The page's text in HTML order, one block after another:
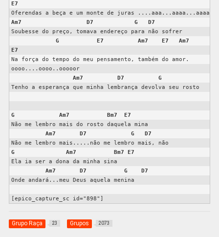
E7
Am7
D7 G
D7
Soubesse do preço, tomava endereço para não sofrer
G
E7 Am7 E7
Am7
E7
Na força do tempo do meu pensamento, também do amor.
oooo....oooo..ooooor
Am7
D7
G
Tenho a esperança que minha lembrança devolva seu rosto
G Am7 Bm7
E7
Não me lembro mais do rosto daquela mina
Am7
D7 G
D7
G
Am7 Bm7
E7
Ela ia ser a dona da minha sina
Am7
D7 G
D7
Onde andará...meu Deus aquela menina
[epico_capture_sc id="898"]
Grupo Raça 23 Grupos 2073